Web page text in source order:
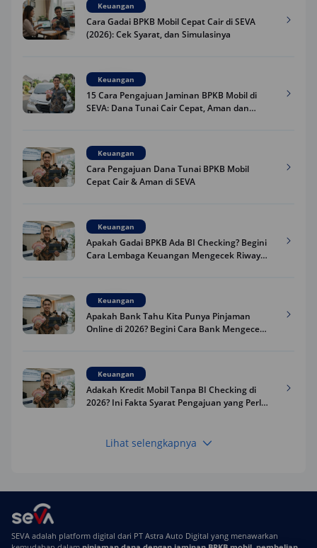
Keuangan
Cara Gadai BPKB Mobil Cepat Cair di SEVA
(2026): Cek Syarat, dan Simulasinya
Keuangan
15 Cara Pengajuan Jaminan BPKB Mobil di
SEVA: Dana Tunai Cair Cepat, Aman dan
Keuangan
Cara Pengajuan Dana Tunai BPKB Mobil
Cepat Cair & Aman di SEVA
Keuangan
Apakah Gadai BPKB Ada BI Checking? Begini
Cara Lembaga Keuangan Mengecek Riwayat
Keuangan
Apakah Bank Tahu Kita Punya Pinjaman
Online di 2026? Begini Cara Bank Mengecek
Keuangan
Adakah Kredit Mobil Tanpa BI Checking di
2026? Ini Fakta Syarat Pengajuan yang Perlu
Keuangan
Terpercaya
Telat Bayar Pinjol 2 Hari, Apakah Langsung
Lihat selengkapnya
SEVA adalah platform digital dari PT Astra Auto Digital yang menawarkan